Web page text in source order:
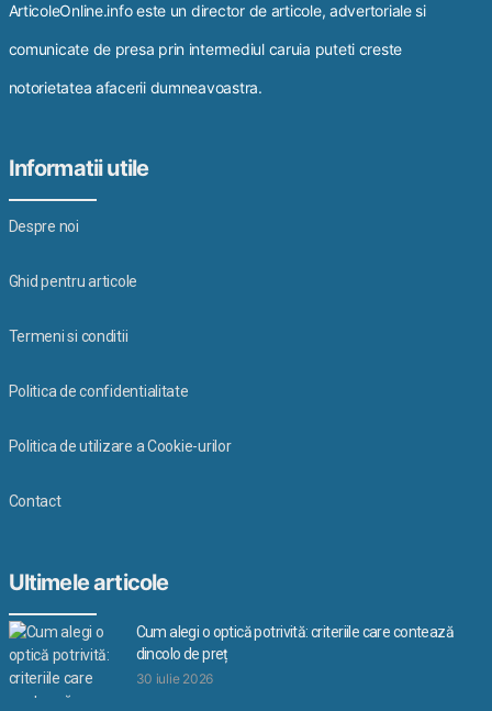
ArticoleOnline.info este un director de articole, advertoriale si
comunicate de presa prin intermediul caruia puteti creste
notorietatea afacerii dumneavoastra.
Informatii utile
Despre noi
Ghid pentru articole
Termeni si conditii
Politica de confidentialitate
Politica de utilizare a Cookie-urilor
Contact
Ultimele articole
Cum alegi o optică potrivită: criteriile care contează
dincolo de preț
30 iulie 2026